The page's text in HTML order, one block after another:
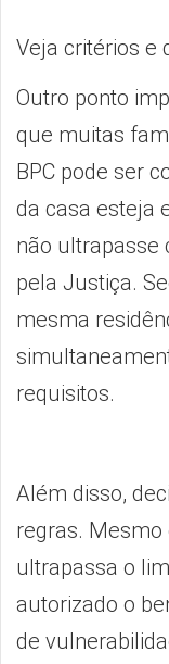
Veja critérios e
Outro ponto
que muitas
BPC pode ser
da casa esteja
não ultrapasse
pela Justiça.
mesma
requisitos.
Além disso,
regras.
ultrapassa o
autorizado o
de